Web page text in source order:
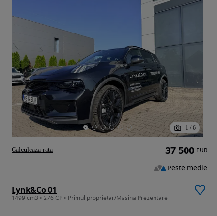
1 / 6
Lynk&Co 01
1499 cm3 • 276 CP • Primul proprietar/Masina Prezentare
37 500 EUR
Peste medie
Calculeaza rata